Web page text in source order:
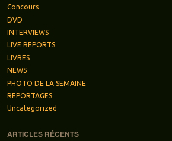
Concours
DVD
INTERVIEWS
LIVE REPORTS
LIVRES
NEWS
PHOTO DE LA SEMAINE
REPORTAGES
Uncategorized
ARTICLES RÉCENTS